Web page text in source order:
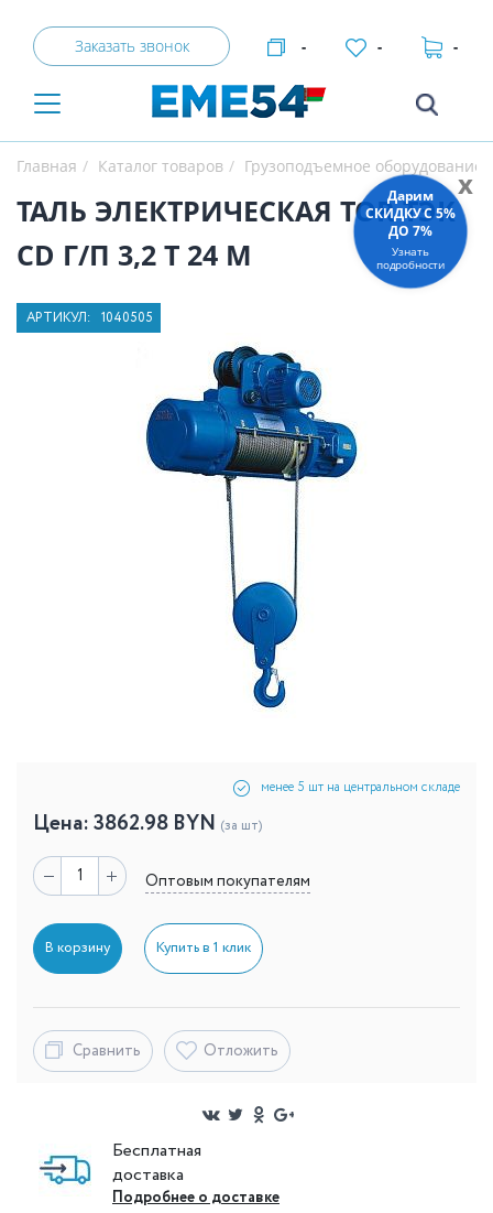
Заказать звонок - - -
Главная Каталог товаров Грузоподъемное оборудование
ТАЛЬ ЭЛЕКТРИЧЕСКАЯ TOR ТЭК
CD Г/П 3,2 Т 24 М
АРТИКУЛ: 1040505
менее 5 шт на центральном складе
Цена:3862.98 BYN (за шт)
Оптовым покупателям
В корзину Купить в 1 клик
Сравнить Отложить
Бесплатная
доставка
Подробнее о доставке
x
Дарим
СКИДКУ C 5%
ДО 7%
Узнать
подробности